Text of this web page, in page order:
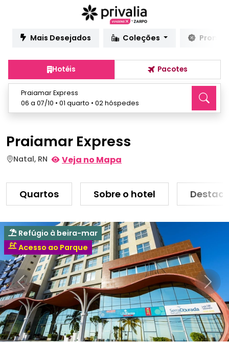
Mais Desejados Coleções
Hotéis Pacotes
Praiamar Express
06 a 07/10 • 01 quarto • 02 hóspedes
Praiamar Express
Natal, RN Veja no Mapa
Quartos Sobre o hotel
Anterior
Refúgio à beira-mar
Acesso ao Parque